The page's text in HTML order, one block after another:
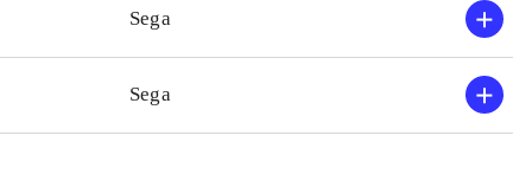
.
kort og kun for
Sega
Sega